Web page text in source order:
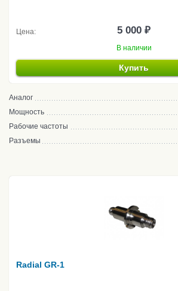
Цена: 5 000 ₽
В наличии
Купить
Аналог
Мощность
Рабочие частоты
Разъемы
Radial GR-1